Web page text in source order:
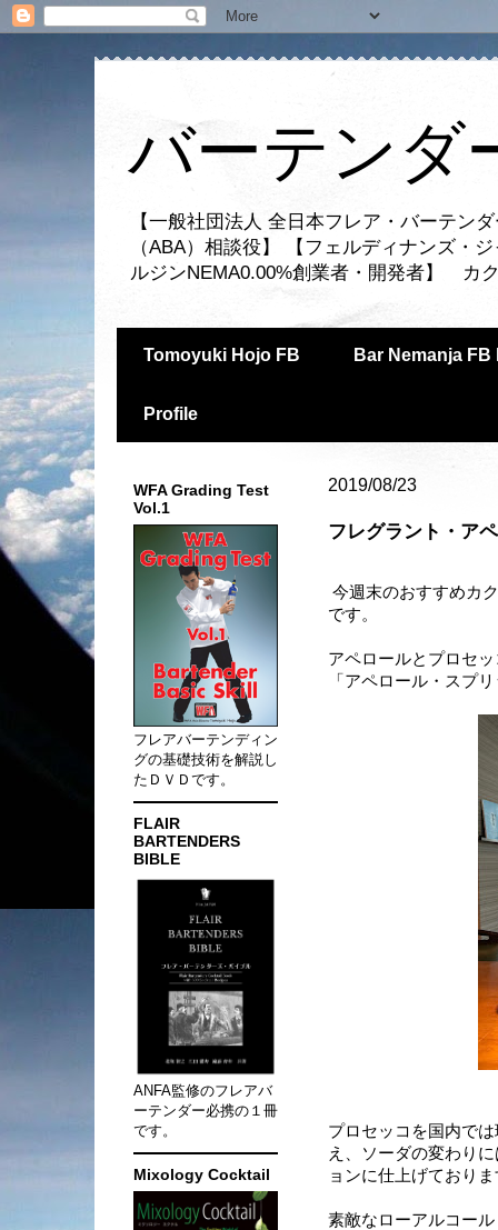
バーテンダ
【一般社団法人 全日本フレア・バーテン
（ABA）相談役】 【フェルディナンズ・
ルジンNEMA0.00%創業者・開発者】 カ
Tomoyuki Hojo FB Bar Nemanja FB
Profile
2019/08/23
フレグラント・ア
今週末のおすすめカ
です。
アペロールとプロセ
「アペロール・スプ
プロセッコを国内で
え、ソーダの変わり
ョンに仕上げており
素敵なローアルコー
WFA Grading Test
Vol.1
フレアバーテンディン
グの基礎技術を解説し
たＤＶＤです。
FLAIR
BARTENDERS
BIBLE
ANFA監修のフレアバ
ーテンダー必携の１冊
です。
Mixology Cocktail